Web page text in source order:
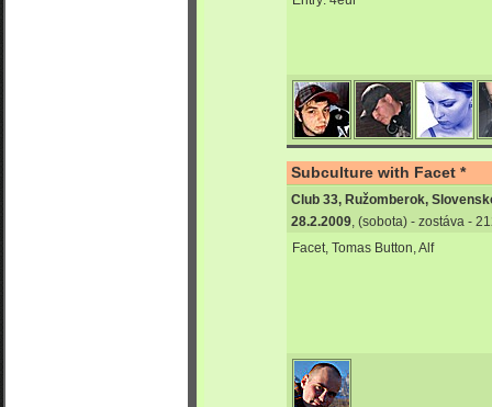
Subculture with Facet *
Club 33, Ružomberok,
28.2.2009, (sobota) - zostáva -
Facet, Tomas Button, Alf